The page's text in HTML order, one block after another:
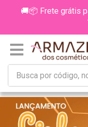
🚚📦 Frete grátis